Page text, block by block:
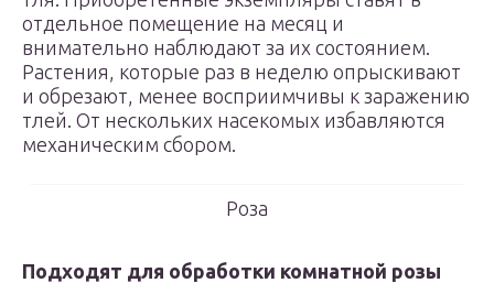
отдельное помещение на месяц и
внимательно наблюдают за их состоянием.
Растения, которые раз в неделю опрыскивают
и обрезают, менее восприимчивы к заражению
тлей. От нескольких насекомых избавляются
механическим сбором.
Роза
Подходят для обработки комнатной розы